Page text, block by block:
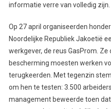
informatie verre van volledig zijn.
Op 27 april organiseerden
Noordelijke Republiek Jakoetië
werkgever, de reus GasProm.
bescherming moesten werken
terugkeerden. Met tegenzin
om hen te testen: 3.500
management beweerde toen